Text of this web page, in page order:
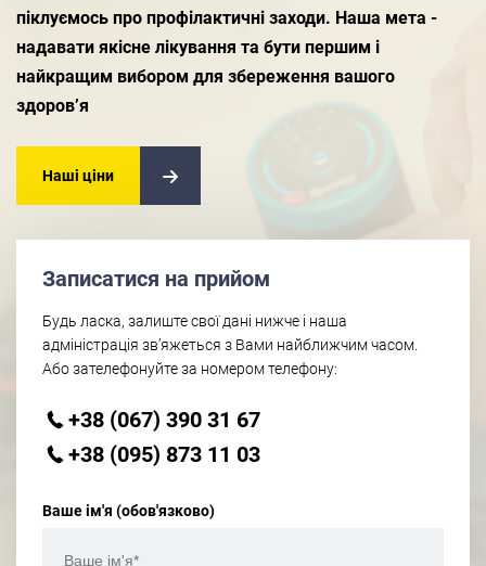
піклуємось про профілактичні заходи. Наша мета -
надавати якісне лікування та бути першим і
найкращим вибором для збереження вашого
здоров’я
Наші ціни
Записатися на прийом
Будь ласка, залиште свої дані нижче і наша
адміністрація зв’яжеться з Вами найближчим часом.
Або зателефонуйте за номером телефону:
+38 (067) 390 31 67
+38 (095) 873 11 03
Ваше ім'я (обов'язково)